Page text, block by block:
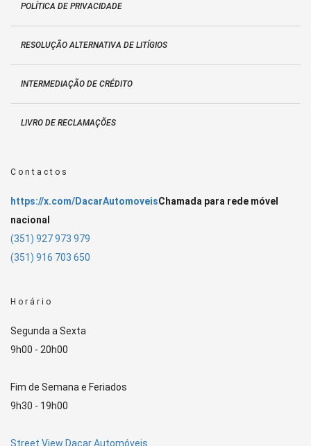
POLÍTICA DE PRIVACIDADE
RESOLUÇÃO ALTERNATIVA DE LITÍGIOS
INTERMEDIAÇÃO DE CRÉDITO
LIVRO DE RECLAMAÇÕES
Contactos
https://x.com/DacarAutomoveisChamada para rede móvel
nacional
(351) 927 973 979
(351) 916 703 650
Horário
Segunda a Sexta
9h00 - 20h00
Fim de Semana e Feriados
9h30 - 19h00
Street View Dacar Automóveis